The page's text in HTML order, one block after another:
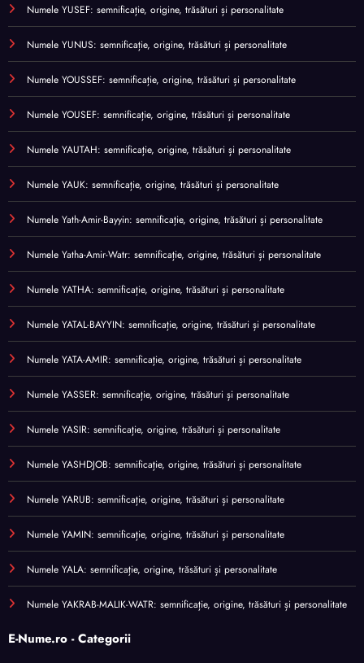
Numele YUSEF: semnificație, origine, trăsături și personalitate
Numele YUNUS: semnificație, origine, trăsături și personalitate
Numele YOUSSEF: semnificație, origine, trăsături și personalitate
Numele YOUSEF: semnificație, origine, trăsături și personalitate
Numele YAUTAH: semnificație, origine, trăsături și personalitate
Numele YAUK: semnificație, origine, trăsături și personalitate
Numele Yath-Amir-Bayyin: semnificație, origine, trăsături și personalitate
Numele Yatha-Amir-Watr: semnificație, origine, trăsături și personalitate
Numele YATHA: semnificație, origine, trăsături și personalitate
Numele YATAL-BAYYIN: semnificație, origine, trăsături și personalitate
Numele YATA-AMIR: semnificație, origine, trăsături și personalitate
Numele YASSER: semnificație, origine, trăsături și personalitate
Numele YASIR: semnificație, origine, trăsături și personalitate
Numele YASHDJOB: semnificație, origine, trăsături și personalitate
Numele YARUB: semnificație, origine, trăsături și personalitate
Numele YAMIN: semnificație, origine, trăsături și personalitate
Numele YALA: semnificație, origine, trăsături și personalitate
Numele YAKRAB-MALIK-WATR: semnificație, origine, trăsături și personalitate
E-Nume.ro - Categorii